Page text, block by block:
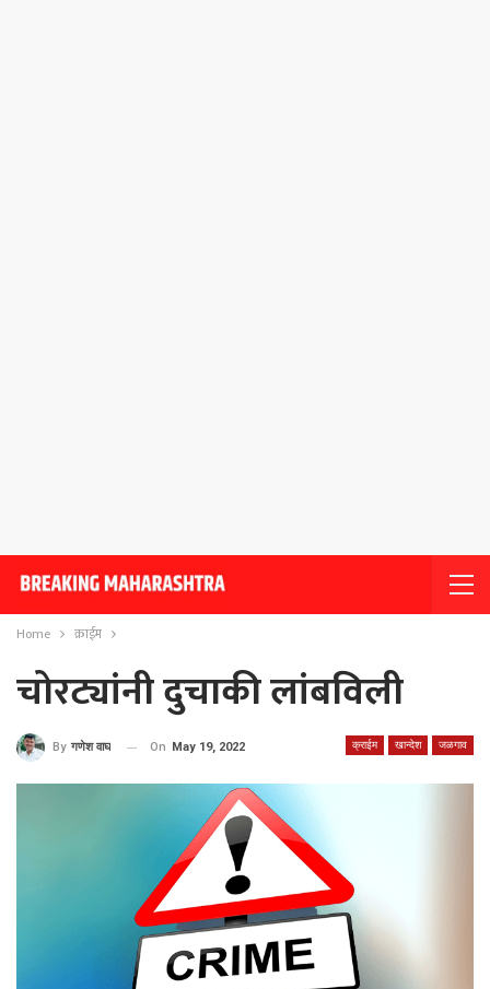
Home क्राईम
चोरट्यांनी दुचाकी लांबविली
क्राईम खान्देश जळगाव
By गणेश वाघ On May 19, 2022